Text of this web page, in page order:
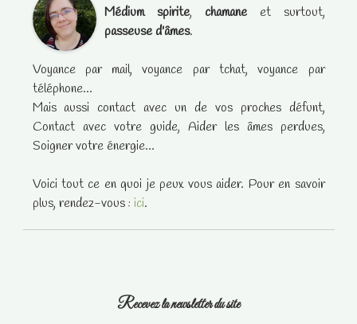
Médium spirite, chamaneet surtout,
passeuse d'âmes.
Voyance par mail, voyance par tchat, voyance par
téléphone...
Mais aussi contact avec un de vos proches défunt,
Contact avec votre guide, Aider les âmes perdues,
Soigner votre énergie...
Voici tout ce en quoi je peux vous aider. Pour en savoir
plus, rendez-vous : ici.
Recevez la newsletter du site